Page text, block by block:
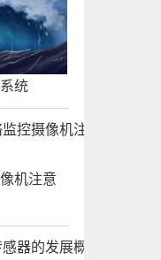
统
机注意